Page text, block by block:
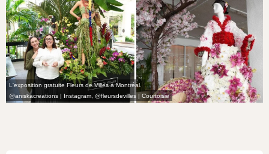
L'exposition gratuite Fleurs de Villes à Montréal.
@aniskacreations | Instagram @fleursdevilles | Courtoisie